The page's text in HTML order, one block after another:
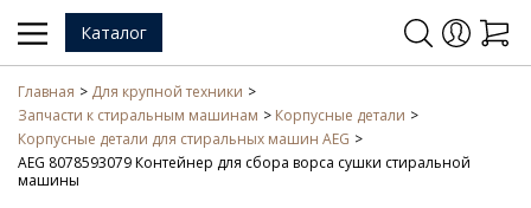
Каталог
Главная
Для крупной техники
Запчасти к стиральным машинам
Корпусные детали
Корпусные детали для стиральных машин AEG
AEG 8078593079 Контейнер для сбора ворса сушки стиральной
машины